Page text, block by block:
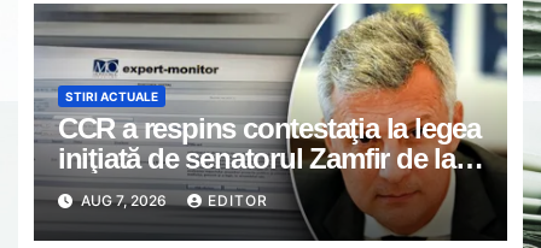
STIRI ACTUALE
CCR a respins contestaţia la legea
iniţiată de senatorul Zamfir de la
PSD, care permite reluarea
construcţiei hidrocentralelor din
AUG 7, 2026 EDITOR